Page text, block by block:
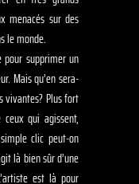
menacés sur des
le monde.
pour supprimer un
Mais qu’en sera-
vivantes? Plus fort
ceux qui agissent,
clic peut-on
là bien sûr d’une
est là pour